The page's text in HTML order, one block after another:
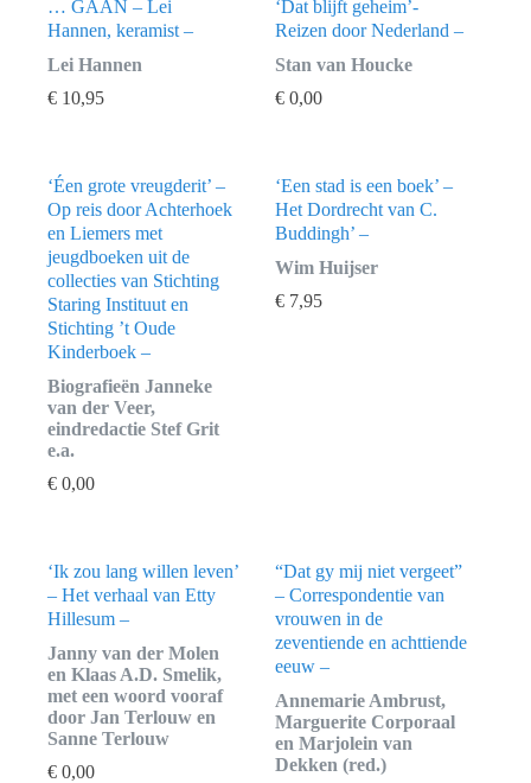
… GAAN – Lei
Hannen, keramist –
Lei Hannen
€ 10,95
‘Dat blijft geheim’-
Reizen door Nederland –
Stan van Houcke
€ 0,00
‘Éen grote vreugderit’ –
Op reis door Achterhoek
en Liemers met
jeugdboeken uit de
collecties van Stichting
Staring Instituut en
Stichting ’t Oude
Kinderboek –
Biografieën Janneke
van der Veer,
eindredactie Stef Grit
e.a.
€ 0,00
‘Een stad is een boek’ –
Het Dordrecht van C.
Buddingh’ –
Wim Huijser
€ 7,95
‘Ik zou lang willen leven’
– Het verhaal van Etty
Hillesum –
Janny van der Molen
en Klaas A.D. Smelik,
met een woord vooraf
door Jan Terlouw en
Sanne Terlouw
€ 0,00
“Dat gy mij niet vergeet”
– Correspondentie van
vrouwen in de
zeventiende en achttiende
eeuw –
Annemarie Ambrust,
Marguerite Corporaal
en Marjolein van
Dekken (red.)